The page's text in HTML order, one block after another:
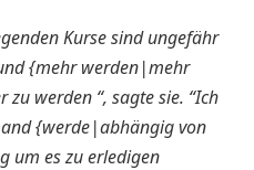
Kurse sind ungefähr
{mehr werden|mehr
werden “, sagte sie. “Ich
{werde|abhängig von
um es zu erledigen